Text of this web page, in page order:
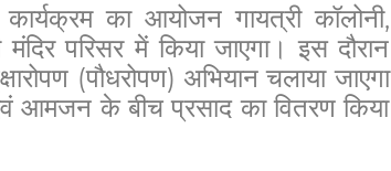
का आयोजन गायत्री कॉलोनी,
परिसर में किया जाएगा। इस दौरान
(पौधरोपण) अभियान चलाया जाएगा
आमजन के बीच प्रसाद का वितरण किया